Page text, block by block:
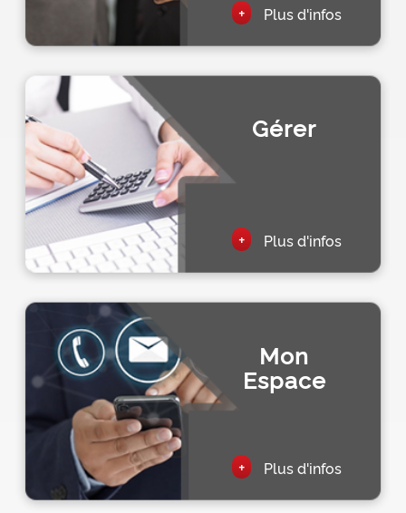
+ Plus d'infos
Gérer
+ Plus d'infos
Mon
Espace
+ Plus d'infos